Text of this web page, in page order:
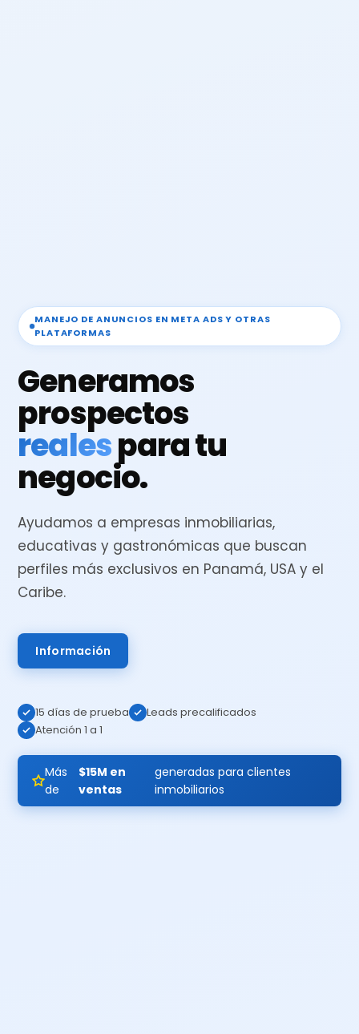
MANEJO DE ANUNCIOS EN META ADS Y OTRAS
PLATAFORMAS
Generamos
prospectos
realespara tu
negocio.
Ayudamos a empresas inmobiliarias,
educativas y gastronómicas que buscan
perfiles más exclusivos en Panamá, USA y el
Caribe.
Información
15 días de prueba
Leads precalificados
Atención 1 a 1
Más
de
$15M en
ventas
generadas para clientes
inmobiliarios